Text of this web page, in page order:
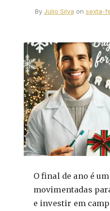
By Julio Silva on sexta-
O final de ano é
movimentadas
e investir em